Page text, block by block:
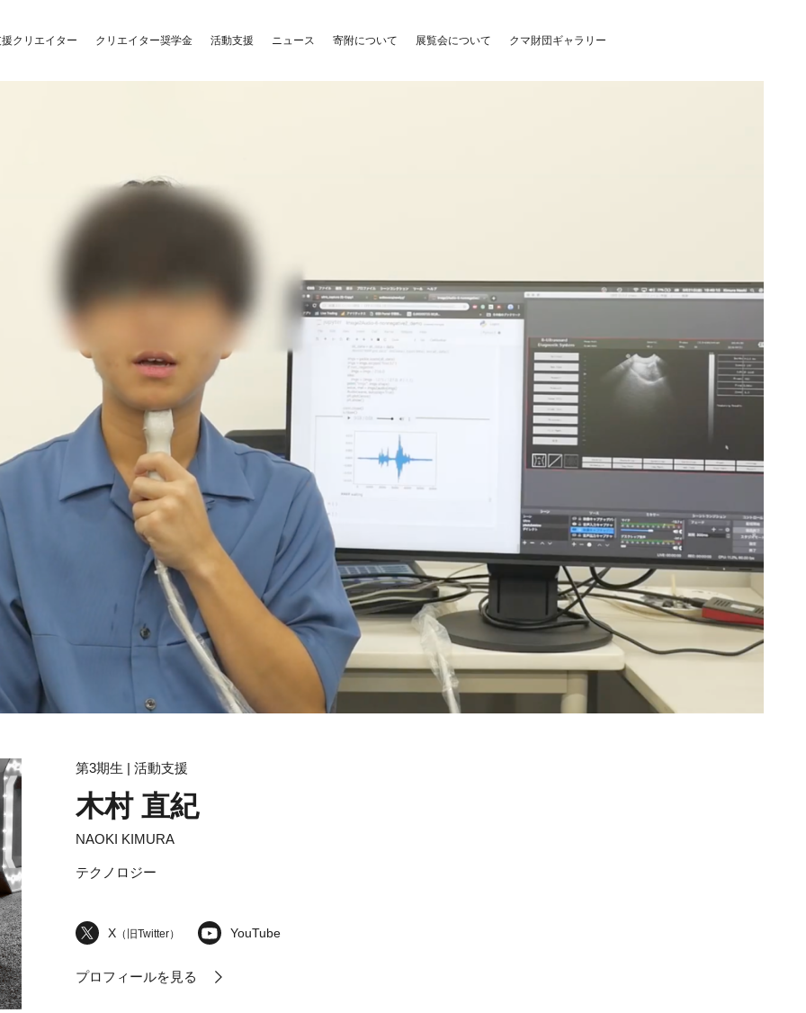
クリエイター クリエイター奨学金 活動支援 ニュース 寄附について 展覧会について クマ財団ギャラリー
第3期生 | 活動支援
木村 直紀
NAOKI KIMURA
テクノロジー
X （旧Twitter） YouTube
プロフィールを見る